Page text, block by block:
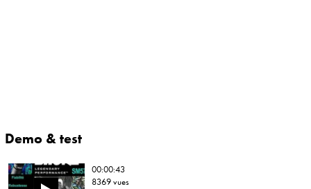
Demo & test
00:00:43
8369 vues